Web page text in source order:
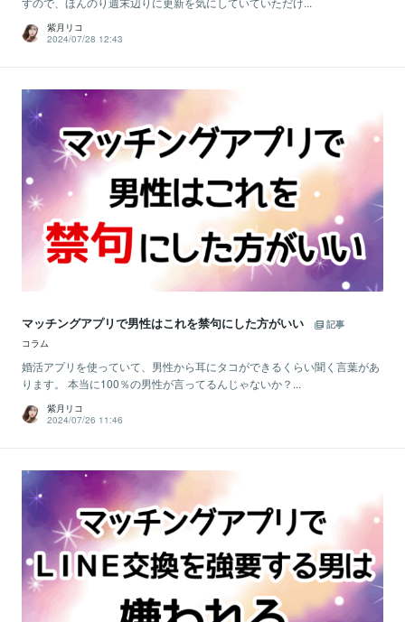
紫月リコ
2024/07/28 12:43
マッチングアプリで男性はこれを禁句にした方がいい
記事
コラム
婚活アプリを使っていて、男性から耳にタコができるくらい聞く言葉があ
ります。 本当に100％の男性が言ってるんじゃないか？...
紫月リコ
2024/07/26 11:46